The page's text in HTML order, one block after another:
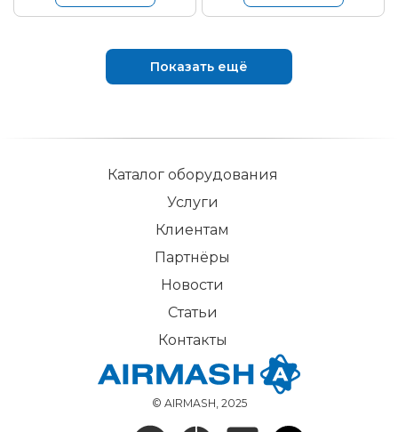
Показать ещё
© AIRMASH, 2025
Каталог оборудования
Услуги
Клиентам
Партнёры
Новости
Статьи
Контакты